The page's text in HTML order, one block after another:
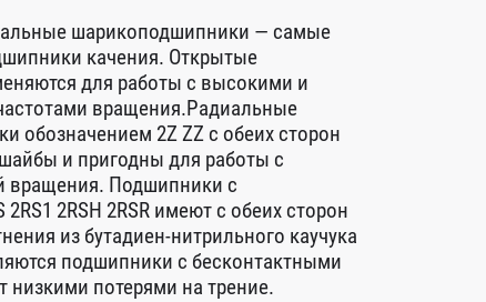
шарикоподшипники — самые
качения. Открытые
для работы с высокими и
вращения.Радиальные
обозначением 2Z ZZ с обеих сторон
и пригодны для работы с
вращения. Подшипники с
2RSH 2RSR имеют с обеих сторон
из бутадиен-нитрильного каучука
подшипники с бесконтактными
низкими потерями на трение.